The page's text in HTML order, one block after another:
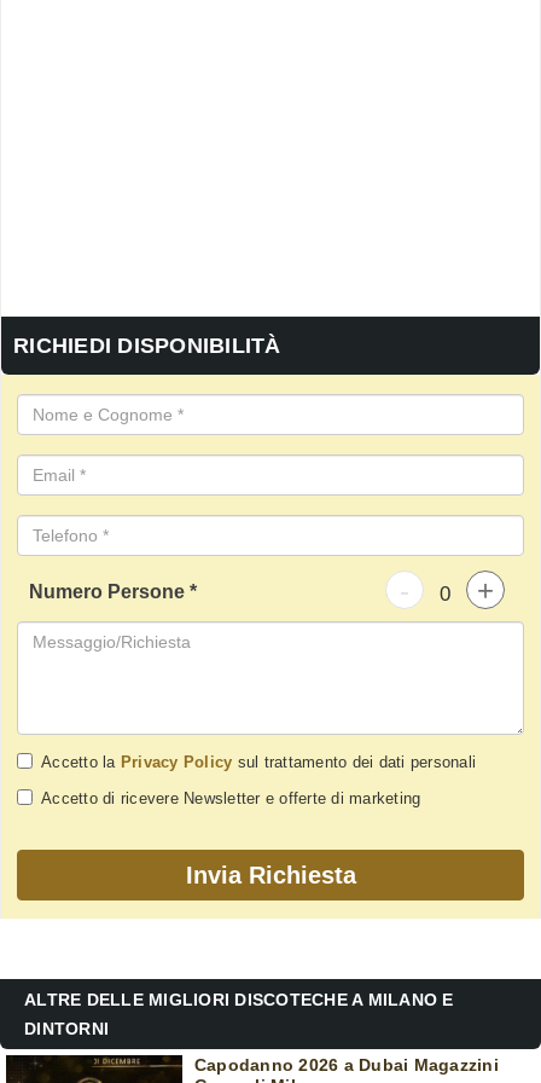
RICHIEDI DISPONIBILITÀ
Numero Persone * - +
Accetto la Privacy Policy sul trattamento dei dati personali
Accetto di ricevere Newsletter e offerte di marketing
ALTRE DELLE MIGLIORI DISCOTECHE A MILANO E
DINTORNI
Capodanno 2026 a Dubai Magazzini